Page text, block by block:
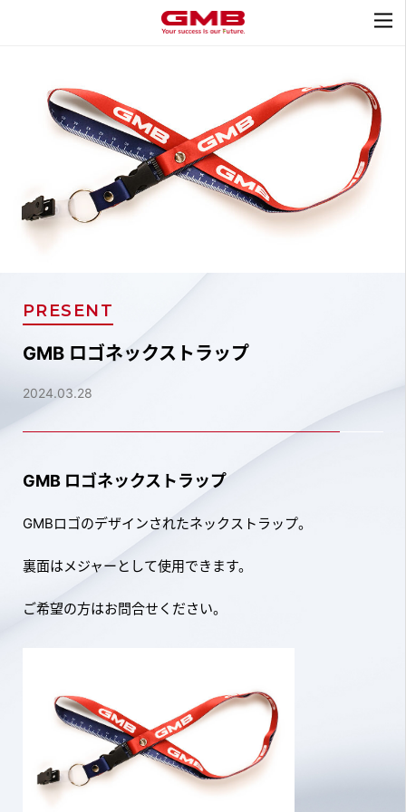
PRESENT
GMB ロゴネックストラップ
2024.03.28
GMB ロゴネックストラップ
GMBロゴのデザインされたネックストラップ。
裏面はメジャーとして使用できます。
ご希望の方はお問合せください。